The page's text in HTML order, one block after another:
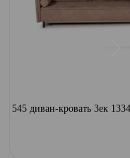
545 диван-кровать 3ек